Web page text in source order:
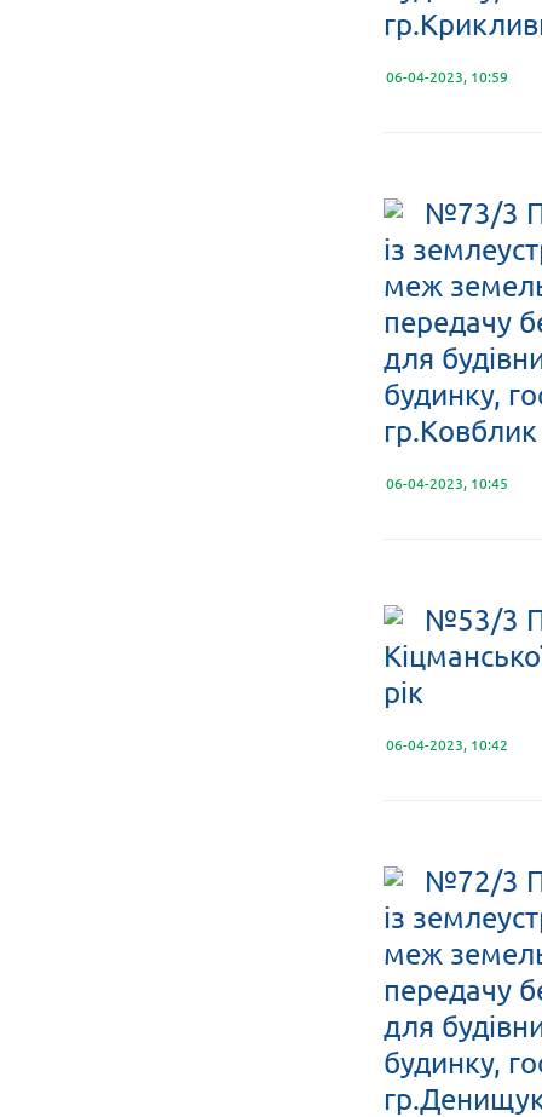
06-04-2023, 10:59
№73/3
із
меж
передачу
для
будинку,
гр.Ковблик
06-04-2023, 10:45
№53/3
рік
06-04-2023, 10:42
№72/3
із
меж
передачу
для
будинку,
гр.Денищук